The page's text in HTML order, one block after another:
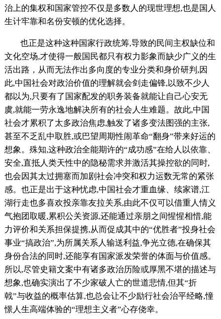
治上的集权和国家管控不仅是多数人的现世理想,也是国人
生计牢靠和名份安顿的优化选择。
也正是这种这种国家行政统筹,导致的民间主权缺位和
文化空场,才使得一般国民都只有权力影象而缺少广义的生
活出路，从而无法作出多向度的专业分类和身价研判,因
此,中国社会对政治价值的理解就会剑走偏锋,以致不少人
都以为,只要有了国家配发的职务装备就能让自己心安无
虞,就能一劳永逸地解决所有的社会人生难题。故此,中国
社会才累积了太多政治焦虑,触发了诸多变法图强的主张,
甚至不乏乱中取胜,或巴望周期性闹革命“翻身”带来好运的
想象。殊知,这种政治全能期许的“成功感”在给人以依靠、
安全,直抵人类天性中的隐秘需求并激活其操控欲的同时,
也会因其太过拥塞而加剧社会冲突和权力运数无常的紧张
感。也正是出于这种忧虑,中国社会才重血缘、续家谱,江
湖行走也多喜欢投亲靠友拉关系,由此不仅可以借重人情义
气抱团取暖,累积公关资源,还能通过亲朋之间惺惺相惜,能
力评价和关系担保提携,从而促成其中的“优胜者”投身社会
事业“搞政治”,为所属关系人输送利益,争光立德,在确保其
身份合法的同时,还能享有国家派发荣誉的体面与价值感。
所以,尽管史籍文案中有诸多政治历险或厚黑不堪的描述与
想象,也确实演出了不少家破人亡的世道悲情,但其“折
戟”与收益的概率估算,也总会让不少励行社会治平经略,憧
憬人生高端体验的“理想主义者”心存侥幸。